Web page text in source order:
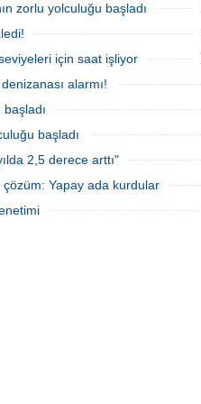
zorlu yolculuğu başladı
için saat işliyor
alarmı!
başladı
2,5 derece arttı"
Yapay ada kurdular